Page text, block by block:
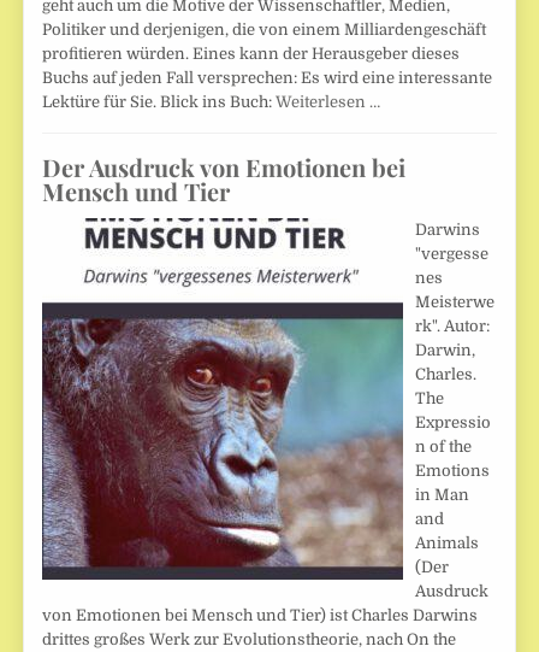
geht auch um die Motive der Wissenschaftler, Medien,
Politiker und derjenigen, die von einem Milliardengeschäft
profitieren würden. Eines kann der Herausgeber dieses
Buchs auf jeden Fall versprechen: Es wird eine interessante
Lektüre für Sie. Blick ins Buch:Weiterlesen …
Der Ausdruck von Emotionen bei
Mensch und Tier
Darwins
"vergesse
nes
Meisterwe
rk". Autor:
Darwin,
Charles.
The
Expressio
n of the
Emotions
in Man
and
Animals
(Der
Ausdruck
von Emotionen bei Mensch und Tier) ist Charles Darwins
drittes großes Werk zur Evolutionstheorie, nach On the